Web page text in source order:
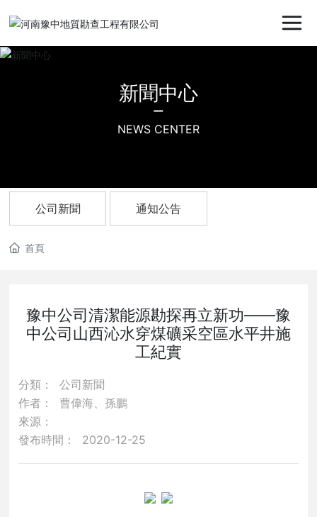
新聞中心
NEWS CENTER
公司新聞 通知公告
首頁
豫中公司清潔能源勘探再立新功——豫
中公司山西沁水穿煤礦采空區水平井施
工紀實
分類：
公司新聞
作者：
曹偉海、孫鵬
來源：
發布時間：
2020-12-25